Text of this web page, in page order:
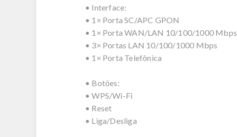
• Interface:
• 1× Porta SC/APC GPON
• 1× Porta WAN/LAN 10/100/1000 Mbps
• 3× Portas LAN 10/100/1000 Mbps
• 1× Porta Telefônica
• Botões:
• WPS/Wi-Fi
• Reset
• Liga/Desliga